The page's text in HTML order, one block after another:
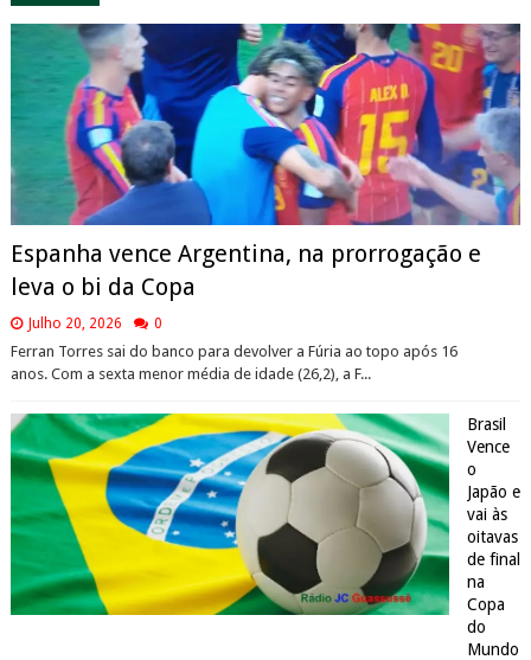
Espanha vence Argentina, na prorrogação e
leva o bi da Copa
Julho 20, 2026 0
Ferran Torres sai do banco para devolver a Fúria ao topo após 16
anos. Com a sexta menor média de idade (26,2), a F...
Brasil
Vence
o
Japão e
vai às
oitavas
de final
na
Copa
do
Mundo